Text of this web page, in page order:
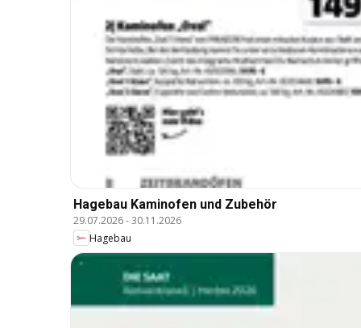
Hagebau Kaminofen und Zubehör
29.07.2026-30.11.2026
Hagebau